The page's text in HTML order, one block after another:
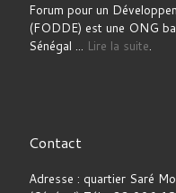
Forum pour un
(FODDE) est une ONG
Sénégal ... Lire la suite.
Contact
Adresse : quartier Saré